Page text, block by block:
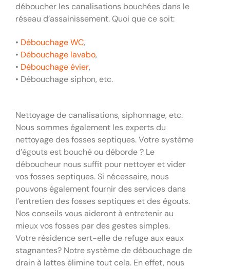
déboucher les canalisations bouchées dans le
réseau d’assainissement. Quoi que ce soit:
• Débouchage WC,
• Débouchage lavabo,
• Débouchage évier,
• Débouchage siphon, etc.
Nettoyage de canalisations, siphonnage, etc.
Nous sommes également les experts du
nettoyage des fosses septiques. Votre système
d’égouts est bouché ou déborde ? Le
déboucheur nous suffit pour nettoyer et vider
vos fosses septiques. Si nécessaire, nous
pouvons également fournir des services dans
l’entretien des fosses septiques et des égouts.
Nos conseils vous aideront à entretenir au
mieux vos fosses par des gestes simples.
Votre résidence sert-elle de refuge aux eaux
stagnantes? Notre système de débouchage de
drain à lattes élimine tout cela. En effet, nous